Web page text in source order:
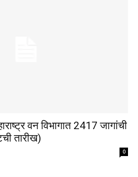
वन विभागात 2417 जागांची
तारीख)
0